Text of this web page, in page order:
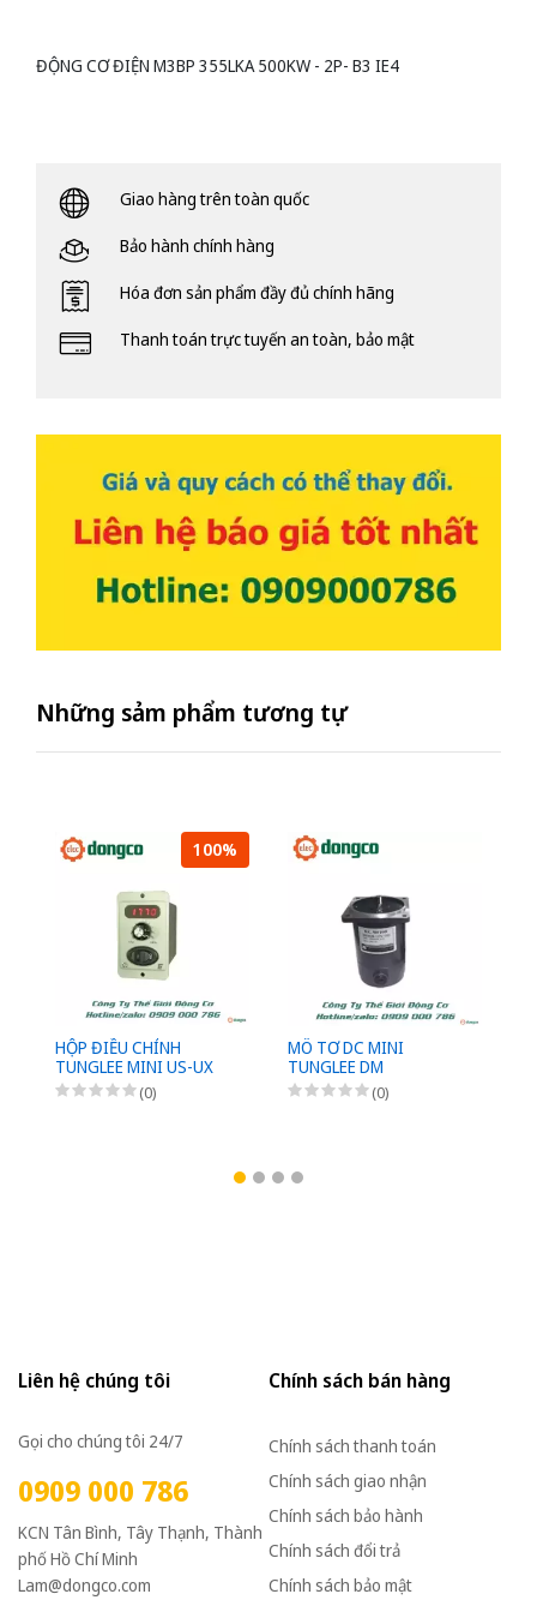
ĐỘNG CƠ ĐIỆN M3BP 355LKA 500KW - 2P- B3 IE4
Giao hàng trên toàn quốc
Bảo hành chính hàng
Hóa đơn sản phẩm đầy đủ chính hãng
Thanh toán trực tuyến an toàn, bảo mật
Những sảm phẩm tương tự
100%
HỘP ĐIỀU CHỈNH
TUNGLEE MINI US-UX
(0)
MÔ TƠ DC MINI
TUNGLEE DM
(0)
Liên hệ chúng tôi
Gọi cho chúng tôi 24/7
0909 000 786
KCN Tân Bình, Tây Thạnh, Thành
phố Hồ Chí Minh
Lam@dongco.com
Chính sách bán hàng
Chính sách thanh toán
Chính sách giao nhận
Chính sách bảo hành
Chính sách đổi trả
Chính sách bảo mật